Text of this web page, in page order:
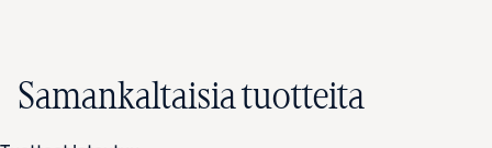
Samankaltaisia tuotteita